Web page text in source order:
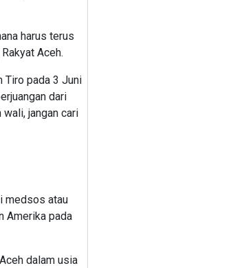
harus terus
Aceh.
Tiro pada 3 Juni
dari
jangan cari
medsos atau
Amerika pada
dalam usia